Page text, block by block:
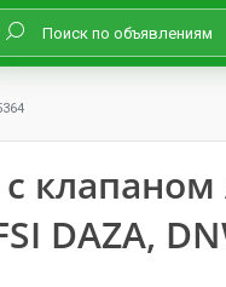
клапаном
DAZA,